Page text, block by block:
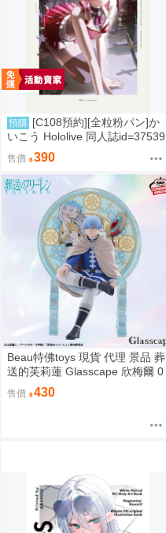
預購 [C108預約][全粒粉パン]か
いこう Hololive 同人誌id=37539
售價 390
Beau特佛toys 現貨 代理 景品 葬
送的芙莉蓮 Glasscape 欣梅爾 0
302
售價 430